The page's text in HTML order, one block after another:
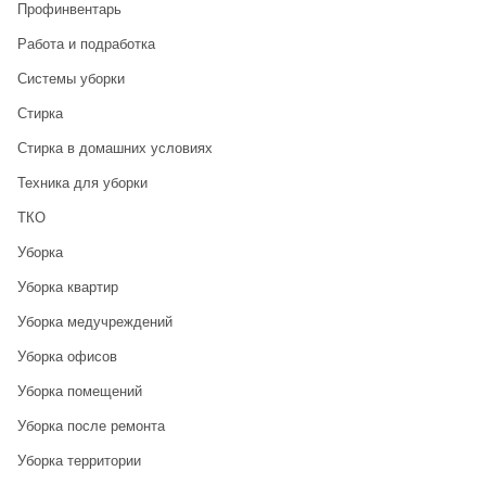
Профинвентарь
Работа и подработка
Системы уборки
Стирка
Стирка в домашних условиях
Техника для уборки
ТКО
Уборка
Уборка квартир
Уборка медучреждений
Уборка офисов
Уборка помещений
Уборка после ремонта
Уборка территории